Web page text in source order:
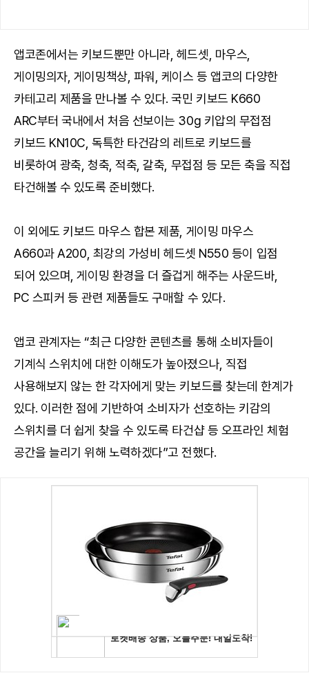
앱코존에서는 키보드뿐만 아니라, 헤드셋, 마우스,
게이밍의자, 게이밍책상, 파워, 케이스 등 앱코의 다양한
카테고리 제품을 만나볼 수 있다. 국민 키보드 K660
ARC부터 국내에서 처음 선보이는 30g 키압의 무접점
키보드 KN10C, 독특한 타건감의 레트로 키보드를
비롯하여 광축, 청축, 적축, 갈축, 무접점 등 모든 축을 직접
타건해볼 수 있도록 준비했다.
이 외에도 키보드 마우스 합본 제품, 게이밍 마우스
A660과 A200, 최강의 가성비 헤드셋 N550 등이 입점
되어 있으며, 게이밍 환경을 더 즐겁게 해주는 사운드바,
PC 스피커 등 관련 제품들도 구매할 수 있다.
앱코 관계자는 “최근 다양한 콘텐츠를 통해 소비자들이
기계식 스위치에 대한 이해도가 높아졌으나, 직접
사용해보지 않는 한 각자에게 맞는 키보드를 찾는데 한계가
있다. 이러한 점에 기반하여 소비자가 선호하는 키감의
스위치를 더 쉽게 찾을 수 있도록 타건샵 등 오프라인 체험
공간을 늘리기 위해 노력하겠다”고 전했다.